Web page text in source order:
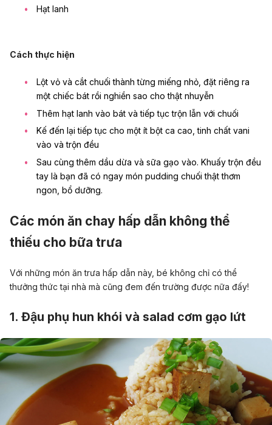
Hạt lanh
Cách thực hiện
Lột vỏ và cắt chuối thành từng miếng nhỏ, đặt riêng ra
một chiếc bát rồi nghiền sao cho thật nhuyễn
Thêm hạt lanh vào bát và tiếp tục trộn lẫn với chuối
Kế đến lại tiếp tục cho một ít bột ca cao, tinh chất vani
vào và trộn đều
Sau cùng thêm dầu dừa và sữa gạo vào. Khuấy trộn đều
tay là bạn đã có ngay món pudding chuối thật thơm
ngon, bổ dưỡng.
Các món ăn chay hấp dẫn không thể
thiếu cho bữa trưa
Với những món ăn trưa hấp dẫn này, bé không chỉ có thể
thưởng thức tại nhà mà cũng đem đến trường được nữa đấy!
1. Đậu phụ hun khói và salad cơm gạo lứt